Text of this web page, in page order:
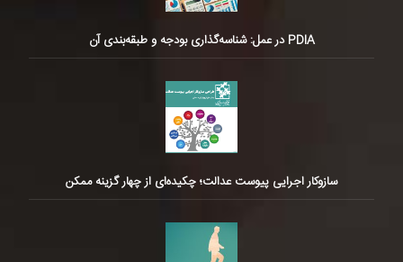
PDIA در عمل: شناسه‌گذاری بودجه و طبقه‌بندی آن
سازوکار اجرایی پیوست عدالت؛ چکیده‌ای از چهار گزینه ممکن